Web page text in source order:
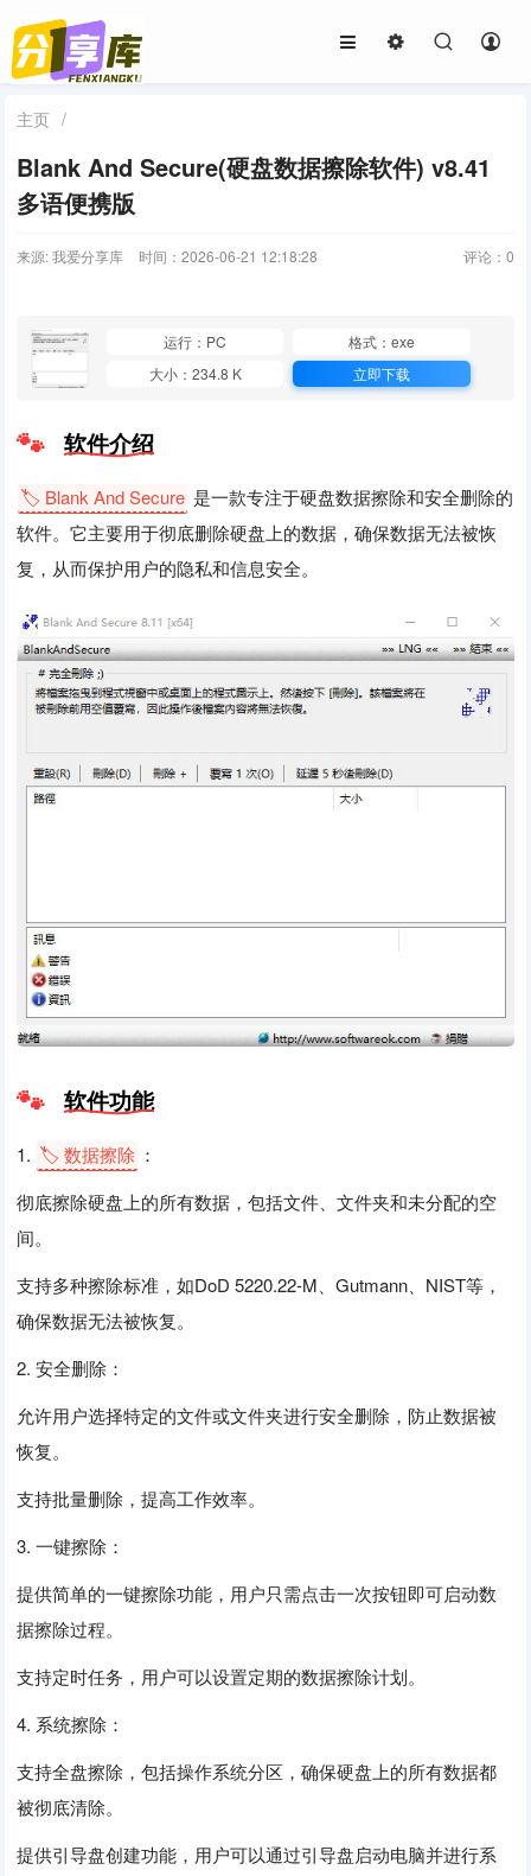
主页 /
Blank And Secure(硬盘数据擦除软件) v8.41
多语便携版
来源: 我爱分享库 时间：2026-06-21 12:18:28 评论： 0
运行：PC
格式：exe
大小：234.8 K
立即下载
软件介绍
🏷️ Blank And Secure 是一款专注于硬盘数据擦除和安全删除的
软件。它主要用于彻底删除硬盘上的数据，确保数据无法被恢
复，从而保护用户的隐私和信息安全。
软件功能
1. 🏷️ 数据擦除 ：
彻底擦除硬盘上的所有数据，包括文件、文件夹和未分配的空
间。
支持多种擦除标准，如DoD 5220.22-M、Gutmann、NIST等，
确保数据无法被恢复。
2. 安全删除：
允许用户选择特定的文件或文件夹进行安全删除，防止数据被
恢复。
支持批量删除，提高工作效率。
3. 一键擦除：
提供简单的一键擦除功能，用户只需点击一次按钮即可启动数
据擦除过程。
支持定时任务，用户可以设置定期的数据擦除计划。
4. 系统擦除：
支持全盘擦除，包括操作系统分区，确保硬盘上的所有数据都
被彻底清除。
提供引导盘创建功能，用户可以通过引导盘启动电脑并进行系